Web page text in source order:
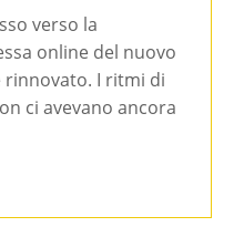
verso la
online del nuovo
I ritmi di
ci avevano ancora